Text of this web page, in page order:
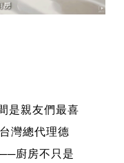
是親友們最喜
灣總代理德
廚房不只是